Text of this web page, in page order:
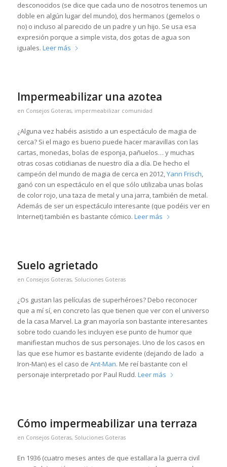
desconocidos (se dice que cada uno de nosotros tenemos un
doble en algún lugar del mundo), dos hermanos (gemelos o
no) o incluso al parecido de un padre y un hijo. Se usa esa
expresión porque a simple vista, dos gotas de agua son
iguales. Leer más
Impermeabilizar una azotea
en Consejos Goteras, impermeabilizar comunidad
¿Alguna vez habéis asistido a un espectáculo de magia de
cerca? Si el mago es bueno puede hacer maravillas con las
cartas, monedas, bolas de esponja, pañuelos… y muchas
otras cosas cotidianas de nuestro día a día. De hecho el
campeón del mundo de magia de cerca en 2012,Yann Frisch,
ganó con un espectáculo en el que sólo utilizaba unas bolas
de color rojo, una taza de metal y una jarra, también de metal.
Además de ser un espectáculo interesante (que podéis ver en
Internet) también es bastante cómico. Leer más
Suelo agrietado
en Consejos Goteras, Soluciones Goteras
¿Os gustan las películas de superhéroes? Debo reconocer
que a mí sí, en concreto las que tienen que ver con el universo
de la casa Marvel. La gran mayoría son bastante interesantes
sobre todo cuando les incluyen ese punto de humor que
manifiestan muchos de sus personajes. Uno de los casos en
las que ese humor es bastante evidente (dejando de lado a
Iron-Man) es el caso de Ant-Man. Me reí bastante con el
personaje interpretado por Paul Rudd. Leer más
Cómo impermeabilizar una terraza
en Consejos Goteras, Soluciones Goteras
En 1936 (cuatro meses antes de que estallara la guerra civil